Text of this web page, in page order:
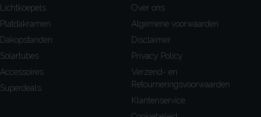
Lichtkoepels
Platdakramen
Dakopstanden
Solartubes
Accessoires
Superdeals
Over ons
Algemene voorwaarden
Disclaimer
Privacy Policy
Verzend- en
Retourneringsvoorwaarden
Klantenservice